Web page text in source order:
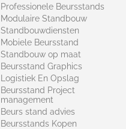
Professionele Beursstands
Modulaire Standbouw
Standbouwdiensten
Mobiele Beursstand
Standbouw op maat​
Beursstand Graphics
Logistiek En Opslag
Beursstand Project
management
Beurs stand advies
Beursstands Kopen